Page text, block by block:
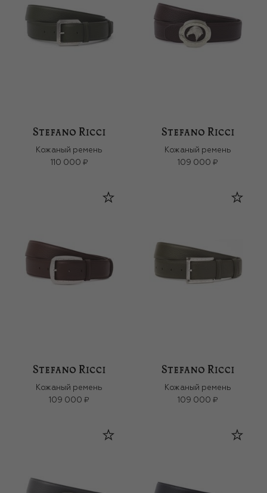
Кожаный ремень
110 000 ₽
Кожаный ремень
109 000 ₽
Кожаный ремень
109 000 ₽
Кожаный ремень
109 000 ₽